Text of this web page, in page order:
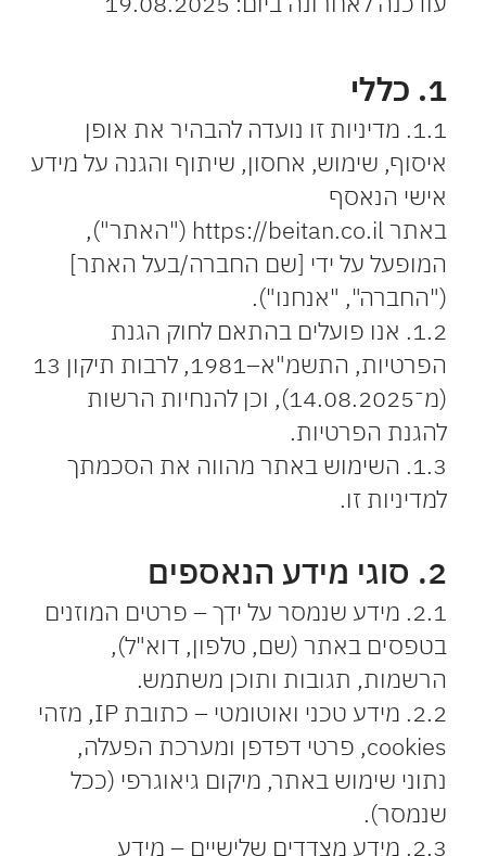
1. כללי
1.1. מדיניות זו נועדה להבהיר את אופן
איסוף, שימוש, אחסון, שיתוף והגנה על מידע
אישי הנאסף
באתר https://beitan.co.il ("האתר"),
המופעל על ידי [שם החברה/בעל האתר]
("החברה", "אנחנו").
1.2. אנו פועלים בהתאם לחוק הגנת
הפרטיות, התשמ"א–1981, לרבות תיקון 13
(מ־14.08.2025), וכן להנחיות הרשות
להגנת הפרטיות.
1.3. השימוש באתר מהווה את הסכמתך
למדיניות זו.
2. סוגי מידע הנאספים
2.1. מידע שנמסר על ידך – פרטים המוזנים
בטפסים באתר (שם, טלפון, דוא"ל),
הרשמות, תגובות ותוכן משתמש.
2.2. מידע טכני ואוטומטי – כתובת IP, מזהי
cookies, פרטי דפדפן ומערכת הפעלה,
נתוני שימוש באתר, מיקום גיאוגרפי (ככל
שנמסר).
2.3. מידע מצדדים שלישיים – מידע